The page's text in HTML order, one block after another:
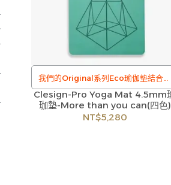
我們的Original系列Eco瑜伽墊結合了
堅固的天然橡膠底座和精美設計的微纖
維表面。它提供更多的抓地力，使其成
為出汗的瑜伽練習或更密集的鍛煉方式
Clesign-Pro Yoga Mat 4.5mm
珈墊-More than you can(四色)
NT$5,280